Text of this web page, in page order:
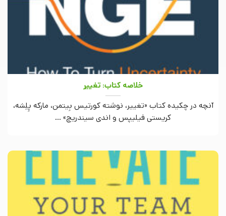
خلاصه کتاب: تغییر
آنچه در چکیده کتاب «تغییر، نوشته کورتیس بِیتمن، مارکه پِلِشه،
کریستی فیلیپس و اندی سیندریچ» ...